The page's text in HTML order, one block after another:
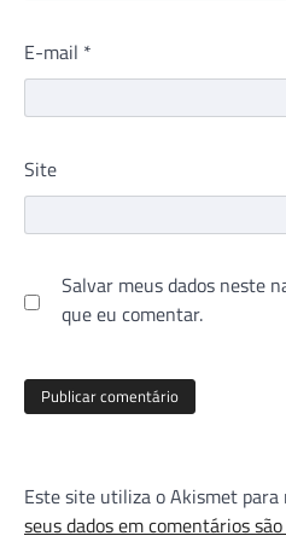
E-mail *
Site
Salvar meus dados neste
que eu comentar.
Este site utiliza o Akismet para
seus dados em comentários